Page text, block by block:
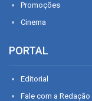
Promoções
Cinema
PORTAL
Editorial
Fale com a Redação